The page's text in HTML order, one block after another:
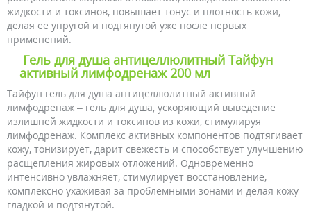
жидкости и токсинов, повышает тонус и плотность кожи,
делая ее упругой и подтянутой уже после первых
применений.
Гель для душа антицеллюлитный Тайфун
активный лимфодренаж 200 мл
Тайфун гель для душа антицеллюлитный активный
лимфодренаж – гель для душа, ускоряющий выведение
излишней жидкости и токсинов из кожи, стимулируя
лимфодренаж. Комплекс активных компонентов подтягивает
кожу, тонизирует, дарит свежесть и способствует улучшению
расщепления жировых отложений. Одновременно
интенсивно увлажняет, стимулирует восстановление,
комплексно ухаживая за проблемными зонами и делая кожу
гладкой и подтянутой.